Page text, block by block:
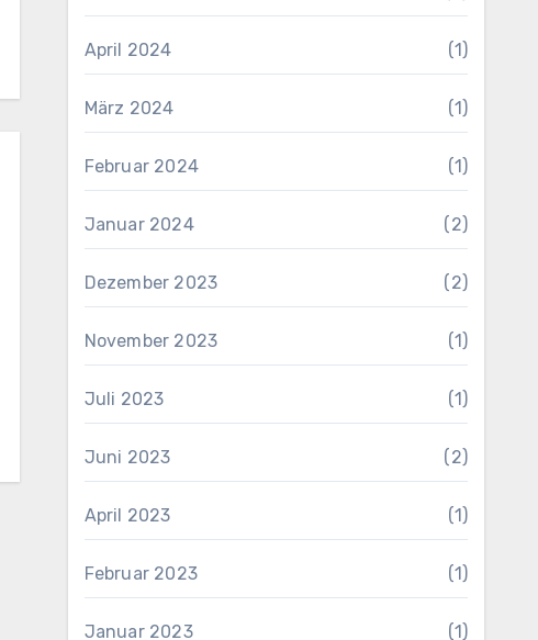
April 2024 (1)
März 2024 (1)
Februar 2024 (1)
Januar 2024 (2)
Dezember 2023 (2)
November 2023 (1)
Juli 2023 (1)
Juni 2023 (2)
April 2023 (1)
Februar 2023 (1)
Januar 2023 (1)